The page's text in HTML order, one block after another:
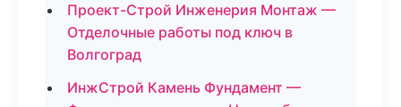
Проект-Строй Инженерия Монтаж —
Отделочные работы под ключ в
Волгоград
ИнжСтрой Камень Фундамент —